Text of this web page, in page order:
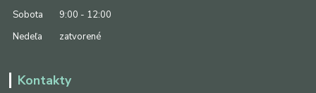
Sobota
9:00 - 12:00
Nedeľa
zatvorené
Kontakty